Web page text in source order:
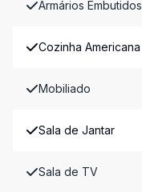
Armários Embutidos
Cozinha Americana
Mobiliado
Sala de Jantar
Sala de TV